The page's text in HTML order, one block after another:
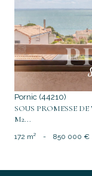
Pornic (44210)
SOUS PROMESSE
M2...
172 m² - 850 000 €